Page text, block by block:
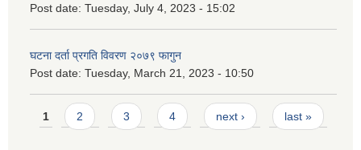
Post date: Tuesday, July 4, 2023 - 15:02
घटना दर्ता प्रगति विवरण २०७९ फागुन
Post date: Tuesday, March 21, 2023 - 10:50
Pages
1 2 3 4 next › last »